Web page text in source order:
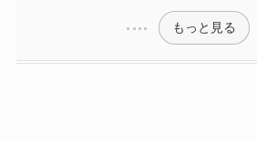
もっと見る